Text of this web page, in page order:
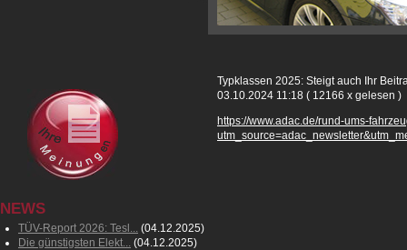
NEWS
TÜV-Report 2026: Tesl... (04.12.2025)
Die günstigsten Elekt... (04.12.2025)
Typklassen 2025: Steigt auch Ihr
03.10.2024 11:18 ( 12166 x gelesen )
https://www.adac.de/rund-ums-